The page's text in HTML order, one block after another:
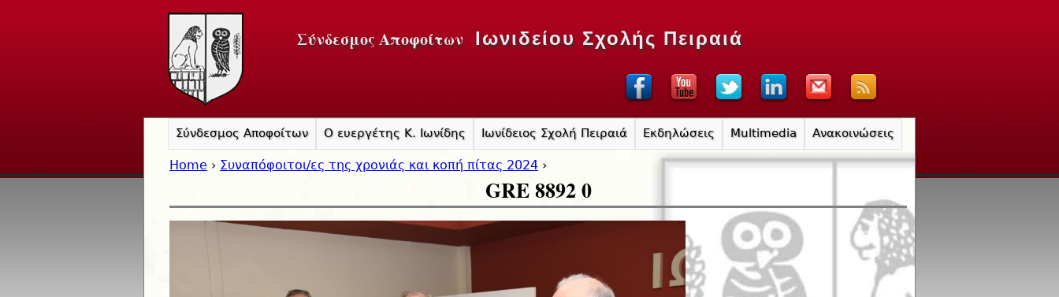
Σύνδεσμος Αποφοίτων Ιωνιδείου Σχολής Πειραιά
Home › Συναπόφοιτοι/ες της χρονιάς και κοπή πίτας 2024 ›
GRE 8892 0
Σύνδεσμος Αποφοίτων Ο ευεργέτης Κ. Ιωνίδης Ιωνίδειος Σχολή Πειραιά Εκδηλώσεις Multimedia Ανακοινώσεις